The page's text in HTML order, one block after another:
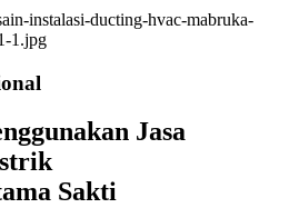
Jasa
Sakti